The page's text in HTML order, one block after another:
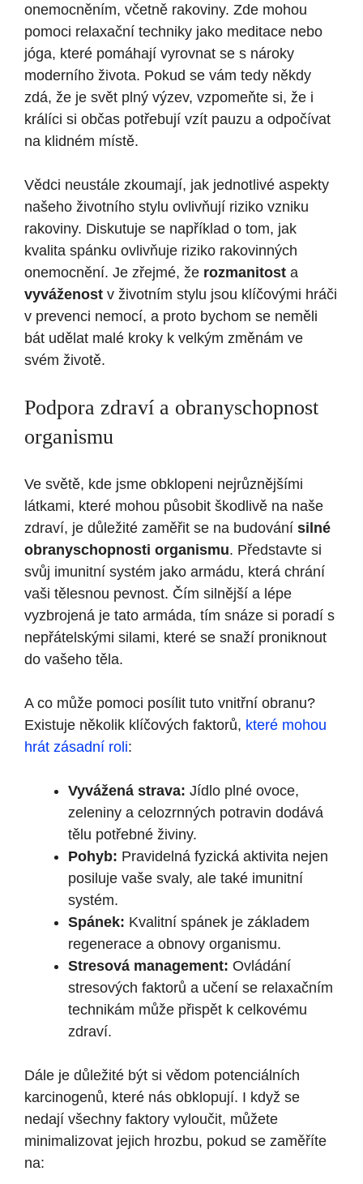
onemocněním, včetně rakoviny. Zde mohou
pomoci relaxační techniky jako meditace nebo
jóga, které pomáhají vyrovnat se s nároky
moderního života. Pokud se vám tedy někdy
zdá, že je svět plný výzev, vzpomeňte si, že i
králíci si občas potřebují vzít pauzu a odpočívat
na klidném místě.
Vědci neustále zkoumají, jak jednotlivé aspekty
našeho životního stylu ovlivňují riziko vzniku
rakoviny. Diskutuje se například o tom, jak
kvalita spánku ovlivňuje riziko rakovinných
onemocnění. Je zřejmé, že rozmanitost a
vyváženost v životním stylu jsou klíčovými hráči
v prevenci nemocí, a proto bychom se neměli
bát udělat malé kroky k velkým změnám ve
svém životě.
Podpora zdraví a obranyschopnost
organismu
Ve světě, kde jsme obklopeni nejrůznějšími
látkami, které mohou působit škodlivě na naše
zdraví, je důležité zaměřit se na budování silné
obranyschopnosti organismu. Představte si
svůj imunitní systém jako armádu, která chrání
vaši tělesnou pevnost. Čím silnější a lépe
vyzbrojená je tato armáda, tím snáze si poradí s
nepřátelskými silami, které se snaží proniknout
do vašeho těla.
A co může pomoci posílit tuto vnitřní obranu?
Existuje několik klíčových faktorů, které mohou
hrát zásadní roli:
Vyvážená strava: Jídlo plné ovoce,
zeleniny a celozrnných potravin dodává
tělu potřebné živiny.
Pohyb: Pravidelná fyzická aktivita nejen
posiluje vaše svaly, ale také imunitní
systém.
Spánek: Kvalitní spánek je základem
regenerace a obnovy organismu.
Stresová management: Ovládání
stresových faktorů a učení se relaxačním
technikám může přispět k celkovému
zdraví.
Dále je důležité být si vědom potenciálních
karcinogenů, které nás obklopují. I když se
nedají všechny faktory vyloučit, můžete
minimalizovat jejich hrozbu, pokud se zaměříte
na: